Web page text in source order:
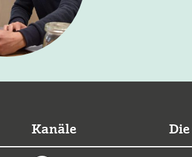
Kanäle